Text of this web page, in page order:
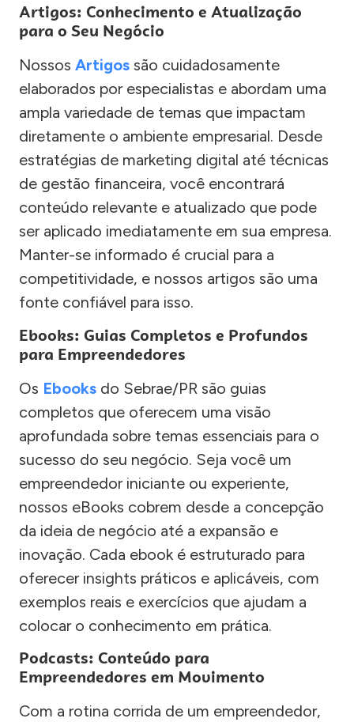
Artigos: Conhecimento e Atualização
para o Seu Negócio
Nossos Artigos são cuidadosamente
elaborados por especialistas e abordam uma
ampla variedade de temas que impactam
diretamente o ambiente empresarial. Desde
estratégias de marketing digital até técnicas
de gestão financeira, você encontrará
conteúdo relevante e atualizado que pode
ser aplicado imediatamente em sua empresa.
Manter-se informado é crucial para a
competitividade, e nossos artigos são uma
fonte confiável para isso.
Ebooks: Guias Completos e Profundos
para Empreendedores
Os Ebooks do Sebrae/PR são guias
completos que oferecem uma visão
aprofundada sobre temas essenciais para o
sucesso do seu negócio. Seja você um
empreendedor iniciante ou experiente,
nossos eBooks cobrem desde a concepção
da ideia de negócio até a expansão e
inovação. Cada ebook é estruturado para
oferecer insights práticos e aplicáveis, com
exemplos reais e exercícios que ajudam a
colocar o conhecimento em prática.
Podcasts: Conteúdo para
Empreendedores em Movimento
Com a rotina corrida de um empreendedor,